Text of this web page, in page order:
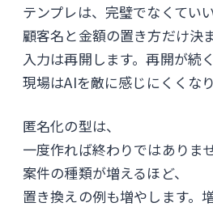
テンプレは、完璧でなくていい
顧客名と金額の置き方だけ決
入力は再開します。再開が続く
現場はAIを敵に感じにくくなり
匿名化の型は、
一度作れば終わりではありませ
案件の種類が増えるほど、
置き換えの例も増やします。